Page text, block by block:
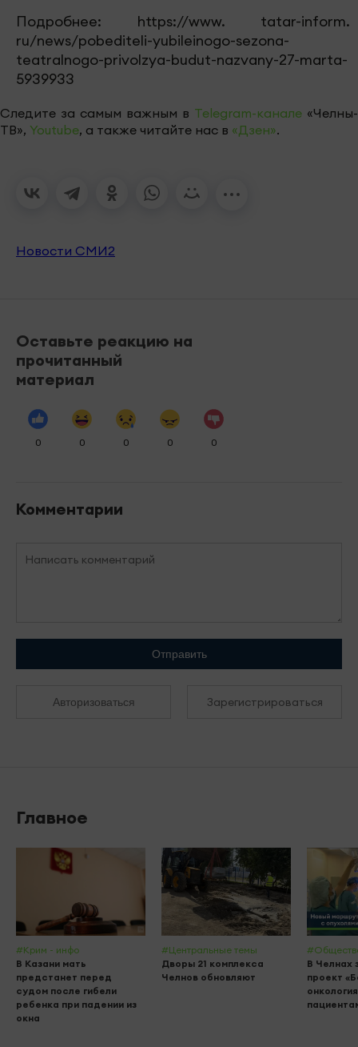
Подробнее: https://www. tatar-inform.
ru/news/pobediteli-yubileinogo-sezona-
teatralnogo-privolzya-budut-nazvany-27-marta-
5939933
Следите за самым важным в Telegram-канале «Челны-
ТВ», Youtube, а также читайте нас в «Дзен».
Новости СМИ2
Оставьте реакцию на
прочитанный
материал
0 0 0 0 0
Комментарии
Отправить
Авторизоваться Зарегистрироваться
Главное
#Крим - инфо
В Казани мать
предстанет перед
судом после гибели
ребенка при падении из
окна
#Центральные темы
Дворы 21 комплекса
Челнов обновляют
В Челнах
проект